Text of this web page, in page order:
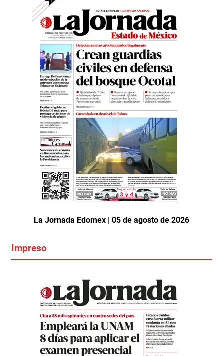
La Jornada Edomex | 05 de agosto de 2026
Impreso